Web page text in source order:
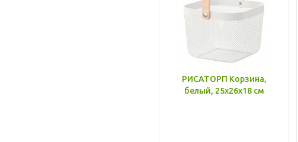
РИСАТОРП Корзина,
белый, 25x26x18 см